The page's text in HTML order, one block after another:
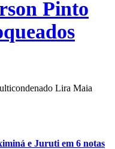
Pinto
Lira Maia
e Juruti em 6 notas